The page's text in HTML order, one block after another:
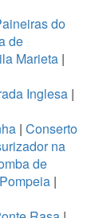
do
de
Marieta |
Inglesa |
| Conserto
na
de
|